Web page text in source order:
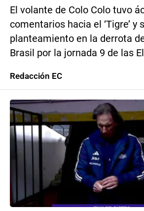
El volante de Colo Colo tuvo
comentarios hacia el ‘Tigre’ y
planteamiento en la derrota
Brasil por la jornada 9 de las
Redacción EC